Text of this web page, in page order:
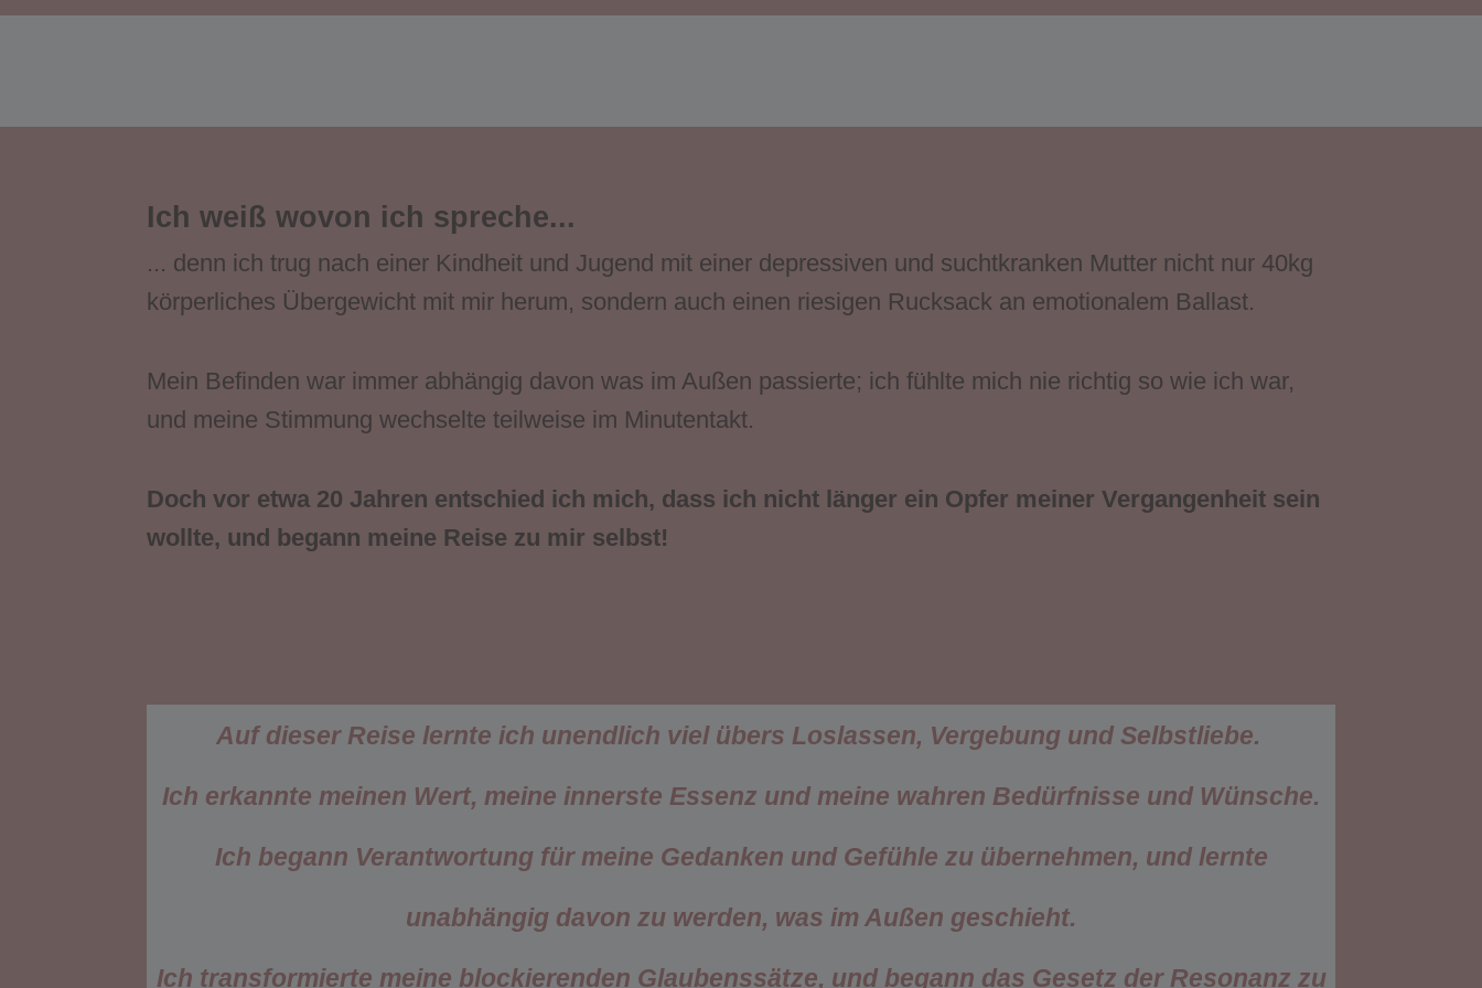
Ich weiß wovon ich spreche...
... denn ich trug nach einer Kindheit und Jugend mit einer depressiven und suchtkranken Mutter nicht nur 40kg
körperliches Übergewicht mit mir herum, sondern auch einen riesigen Rucksack an emotionalem Ballast.
Mein Befinden war immer abhängig davon was im Außen passierte; ich fühlte mich nie richtig so wie ich war,
und meine Stimmung wechselte teilweise im Minutentakt.
Doch vor etwa 20 Jahren entschied ich mich, dass ich nicht länger ein Opfer meiner Vergangenheit sein
wollte, und begann meine Reise zu mir selbst!
Auf dieser Reise lernte ich unendlich viel übers Loslassen, Vergebung und Selbstliebe.
Ich erkannte meinen Wert, meine innerste Essenz und meine wahren Bedürfnisse und Wünsche.
Ich begann Verantwortung für meine Gedanken und Gefühle zu übernehmen, und lernte
unabhängig davon zu werden, was im Außen geschieht.
Ich transformierte meine blockierenden Glaubenssätze, und begann das Gesetz der Resonanz zu